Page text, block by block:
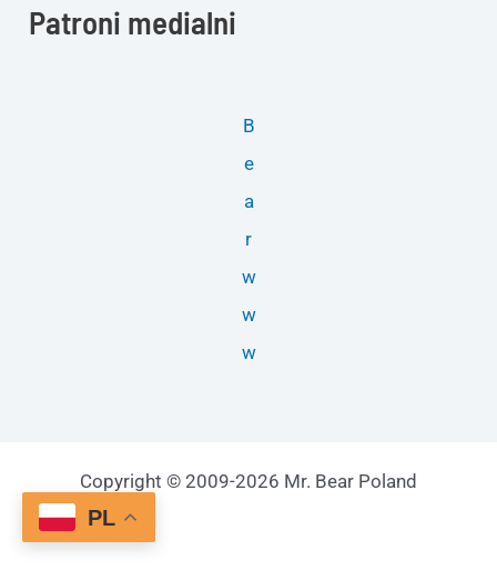
Patroni medialni
B
e
a
r
w
w
w
Copyright © 2009-2026 Mr. Bear Poland
PL